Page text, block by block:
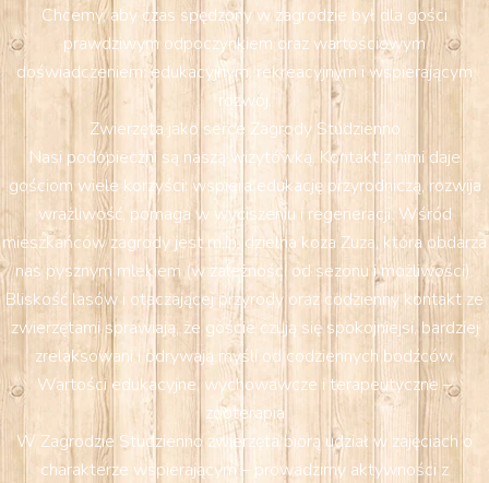
Chcemy, aby czas spędzony w zagrodzie był dla gości
prawdziwym odpoczynkiem oraz wartościowym
doświadczeniem: edukacyjnym, rekreacyjnym i wspierającym
rozwój.
Zwierzęta jako serce Zagrody Studzienno
Nasi podopieczni są naszą wizytówką. Kontakt z nimi daje
gościom wiele korzyści: wspiera edukację przyrodniczą, rozwija
wrażliwość, pomaga w wyciszeniu i regeneracji. Wśród
mieszkańców zagrody jest m.in. dzielna koza Zuza, która obdarza
nas pysznym mlekiem (w zależności od sezonu i możliwości).
Bliskość lasów i otaczającej przyrody oraz codzienny kontakt ze
zwierzętami sprawiają, że goście czują się spokojniejsi, bardziej
zrelaksowani i odrywają myśli od codziennych bodźców.
Wartości edukacyjne, wychowawcze i terapeutyczne –
zooterapia
W Zagrodzie Studzienno zwierzęta biorą udział w zajęciach o
charakterze wspierającym – prowadzimy aktywności z